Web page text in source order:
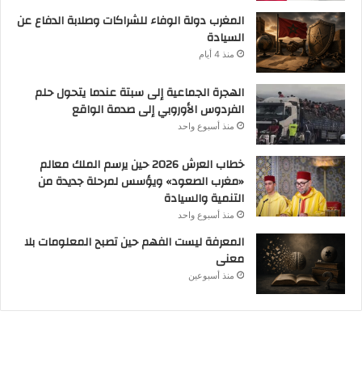
المغرب دولة الوفاء للشراكات وصلابة الدفاع عن
السيادة
منذ 4 أيام
الهجرة الجماعية إلى سبتة عندما يتحول حلم
الفردوس الأوروبي إلى صدمة الواقع
منذ أسبوع واحد
خطاب العرش 2026 حين يرسم الملك معالم
«مغرب الصعود» ويؤسس لمرحلة جديدة من
التنمية والسيادة
منذ أسبوع واحد
المعرفة ليست الفهم حين تصبح المعلومات بلا
معنى
منذ أسبوعين